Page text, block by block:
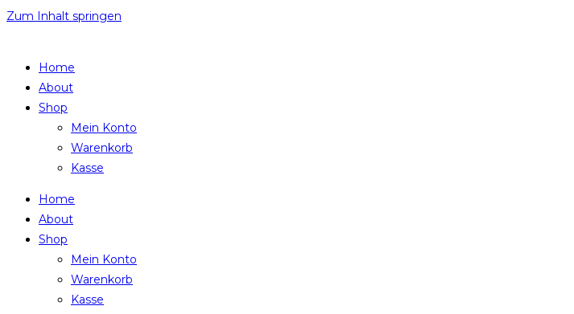
Zum Inhalt springen
Home
About
Shop
Mein Konto
Warenkorb
Kasse
Home
About
Shop
Mein Konto
Warenkorb
Kasse